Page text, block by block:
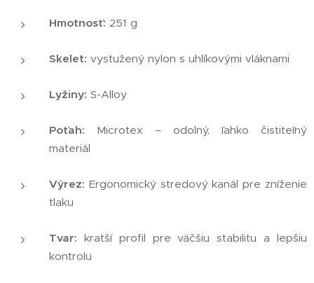
Hmotnosť: 251 g
Skelet: vystužený nylon s uhlíkovými vláknami
Lyžiny: S-Alloy
Poťah: Microtex – odolný, ľahko čistiteľný
materiál
Výrez: Ergonomický stredový kanál pre zníženie
tlaku
Tvar: kratší profil pre väčšiu stabilitu a lepšiu
kontrolu